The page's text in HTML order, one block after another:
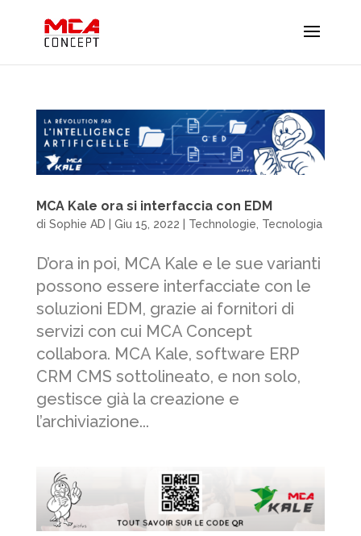
MCA Kale ora si interfaccia con EDM
di Sophie AD Giu 15, 2022 Technologie Tecnologia
D’ora in poi, MCA Kale e le sue varianti
possono essere interfacciate con le
soluzioni EDM, grazie ai fornitori di
servizi con cui MCA Concept
collabora. MCA Kale, software ERP
CRM CMS sottolineato, e non solo,
gestisce già la creazione e
l’archiviazione...